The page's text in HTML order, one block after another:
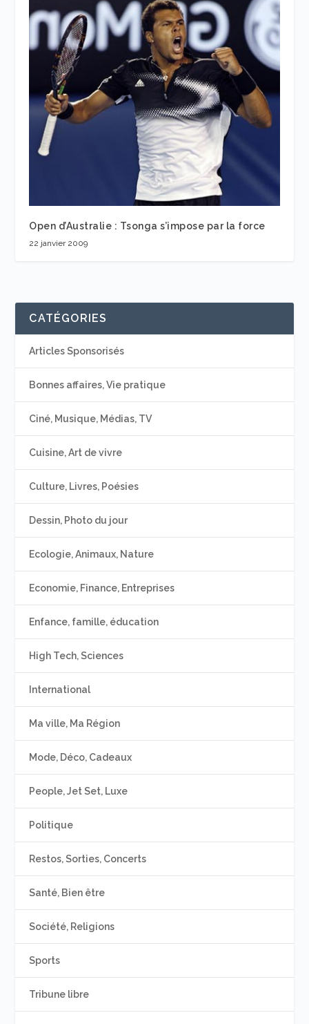
Open d’Australie : Tsonga s’impose par la force
22 janvier 2009
CATÉGORIES
Articles Sponsorisés
Bonnes affaires, Vie pratique
Ciné, Musique, Médias, TV
Cuisine, Art de vivre
Culture, Livres, Poésies
Dessin, Photo du jour
Ecologie, Animaux, Nature
Economie, Finance, Entreprises
Enfance, famille, éducation
High Tech, Sciences
International
Ma ville, Ma Région
Mode, Déco, Cadeaux
People, Jet Set, Luxe
Politique
Restos, Sorties, Concerts
Santé, Bien être
Société, Religions
Sports
Tribune libre